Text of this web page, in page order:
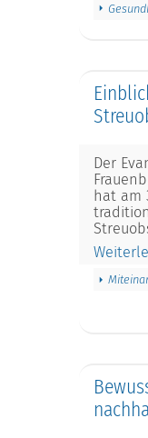
Der
hat am